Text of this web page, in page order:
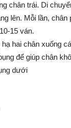
chân trái. Di
lên. Mỗi lần, chân
15 ván.
hai chân xuống
để giúp chân
dưới